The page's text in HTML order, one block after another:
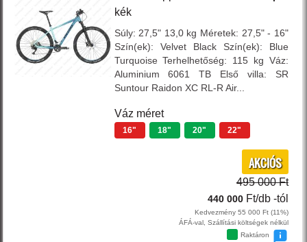
kék
Súly: 27,5" 13,0 kg Méretek: 27,5" - 16"
Szín(ek): Velvet Black Szín(ek): Blue
Turquoise Terhelhetőség: 115 kg Váz:
Aluminium 6061 TB Első villa: SR
Suntour Raidon XC RL-R Air...
Váz méret
16" 18" 20" 22"
AKCIÓS
495 000 Ft
440 000 Ft/db -tól
Kedvezmény 55 000 Ft (11%)
ÁFÁ-val, Szállítási költségek nélkül
Raktáron